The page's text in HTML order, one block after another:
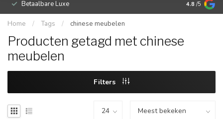
Betaalbare Luxe 4.8 /5
Home / Tags / chinese meubelen
Producten getagd met chinese
meubelen
Filters